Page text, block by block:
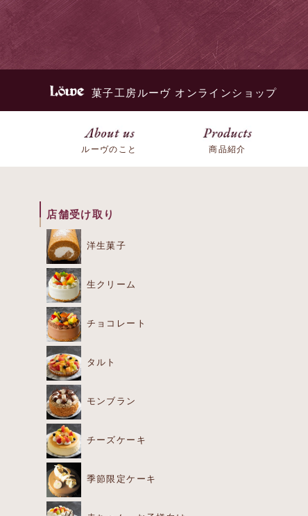
菓子工房ルーヴ オンラインショップ
ルーヴのこと 商品紹介
店舗受け取り
洋生菓子
生クリーム
チョコレート
タルト
モンブラン
チーズケーキ
季節限定ケーキ